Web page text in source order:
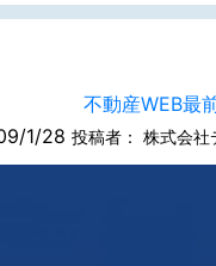
不動産WEB最
1/28 投稿者： 株式会